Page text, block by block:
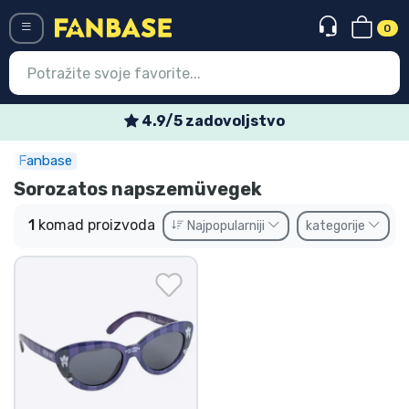
0
4.9/5 zadovoljstvo
Fanbase
Sorozatos napszemüvegek
1 komad proizvoda Najpopularniji kategorije
Najnovije proizvodi
Akcija
Ekspresna dostava
Prednarudžbe
Outlet proizvodi